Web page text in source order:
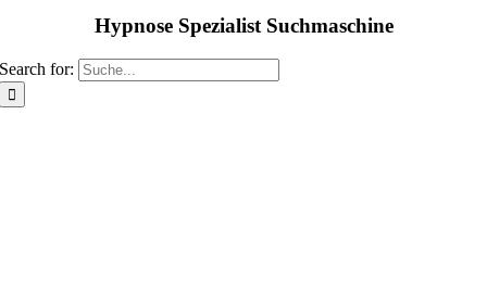
Hypnose Spezialist Suchmaschine
Search for: